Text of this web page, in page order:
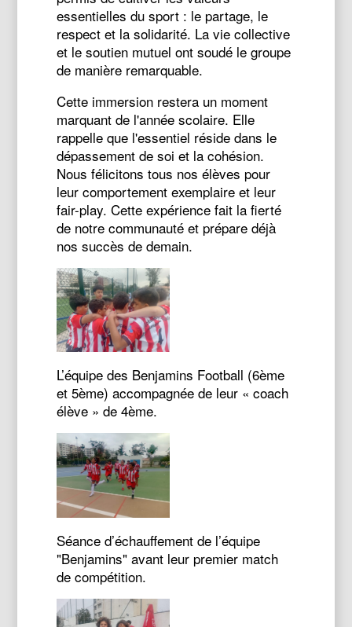
essentielles du sport : le partage, le
respect et la solidarité. La vie collective
et le soutien mutuel ont soudé le groupe
de manière remarquable.
Cette immersion restera un moment
marquant de l'année scolaire. Elle
rappelle que l'essentiel réside dans le
dépassement de soi et la cohésion.
Nous félicitons tous nos élèves pour
leur comportement exemplaire et leur
fair-play. Cette expérience fait la fierté
de notre communauté et prépare déjà
nos succès de demain.
L’équipe des Benjamins Football (6ème
et 5ème) accompagnée de leur « coach
élève » de 4ème.
Séance d’échauffement de l’équipe
"Benjamins" avant leur premier match
de compétition.